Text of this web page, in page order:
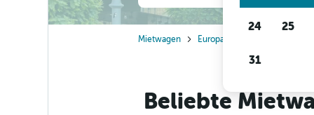
Mietwagen Europa
Beliebte
24 25
31